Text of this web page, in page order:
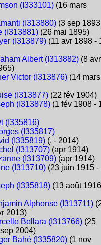
(I333101)(16 mars
(I313880)(3 sep
(I313881)(26 mai 1895)
(I313879)(11 avr 1898 -
Albert (I313882)(8 avr
Victor (I313876)(14 mars
(I313877)(22 fév 1904)
(I313878)(1 fév 1908 -
(I335816)
(I335817)
(I335819)(. - 2014)
(I313707)(apr 1914)
(I313709)(apr 1914)
(I313710)(23 juin 1915 -
(I335818)(13 août
Alphonse (I313711)
2013)
Bellara (I313766)(25
2004)
Bahé (I335820)(1 nov